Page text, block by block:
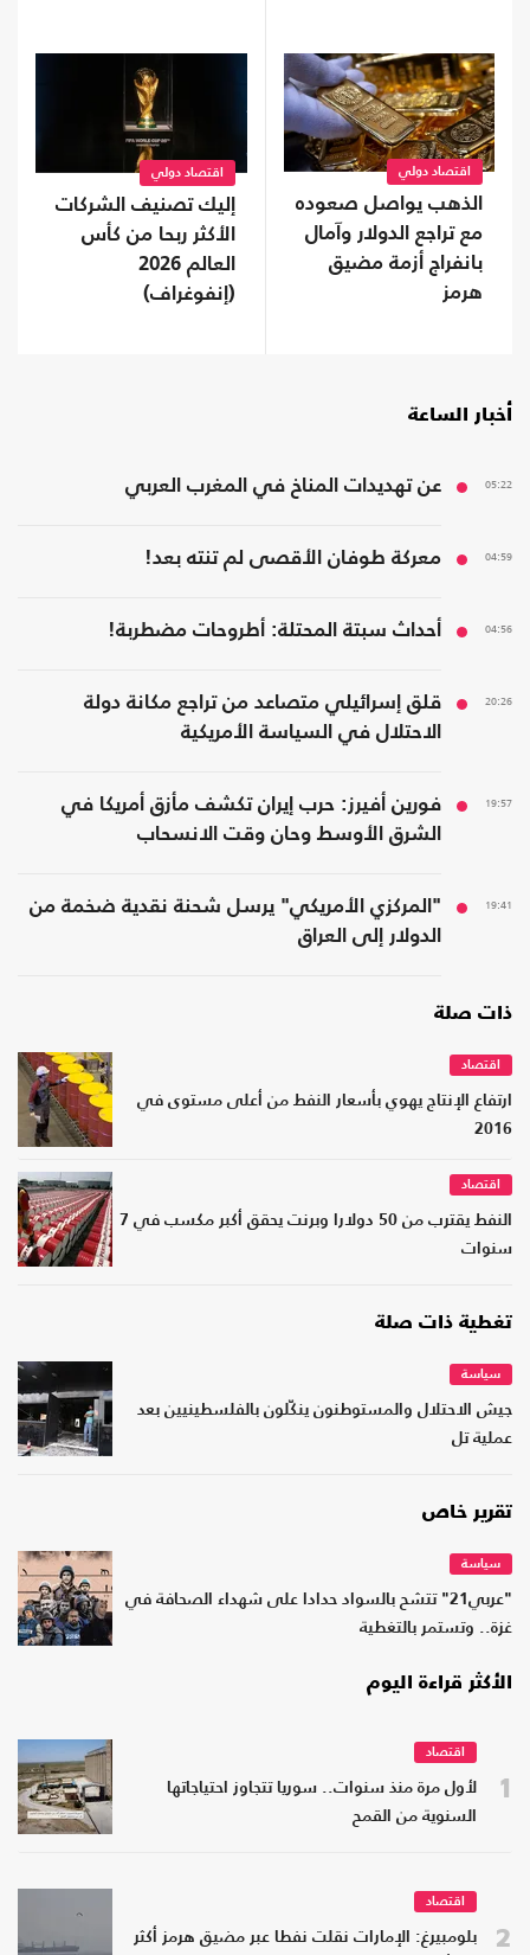
اقتصاد دولي
الذهب يواصل صعوده
مع تراجع الدولار وآمال
بانفراج أزمة مضيق
هرمز
اقتصاد دولي
إليك تصنيف الشركات
الأكثر ربحا من كأس
العالم 2026
(إنفوغراف)
أخبار الساعة
05:22 عن تهديدات المناخ في المغرب العربي
04:59 معركة طوفان الأقصى لم تنته بعد!
04:56 أحداث سبتة المحتلة: أطروحات مضطربة!
20:26
قلق إسرائيلي متصاعد من تراجع مكانة دولة
الاحتلال في السياسة الأمريكية
19:57
فورين أفيرز: حرب إيران تكشف مأزق أمريكا في
الشرق الأوسط وحان وقت الانسحاب
19:41
"المركزي الأمريكي" يرسل شحنة نقدية ضخمة من
الدولار إلى العراق
ذات صلة
اقتصاد
ارتفاع الإنتاج يهوي بأسعار النفط من أعلى مستوى في
2016
اقتصاد
النفط يقترب من 50 دولارا وبرنت يحقق أكبر مكسب في 7
سنوات
تغطية ذات صلة
سياسة
جيش الاحتلال والمستوطنون ينكّلون بالفلسطينيين بعد
عملية تل
تقرير خاص
سياسة
"عربي21" تتشح بالسواد حدادا على شهداء الصحافة في
غزة.. وتستمر بالتغطية
الأكثر قراءة اليوم
1
اقتصاد
لأول مرة منذ سنوات.. سوريا تتجاوز احتياجاتها
السنوية من القمح
2
اقتصاد
بلومبيرغ: الإمارات نقلت نفطا عبر مضيق هرمز أكثر